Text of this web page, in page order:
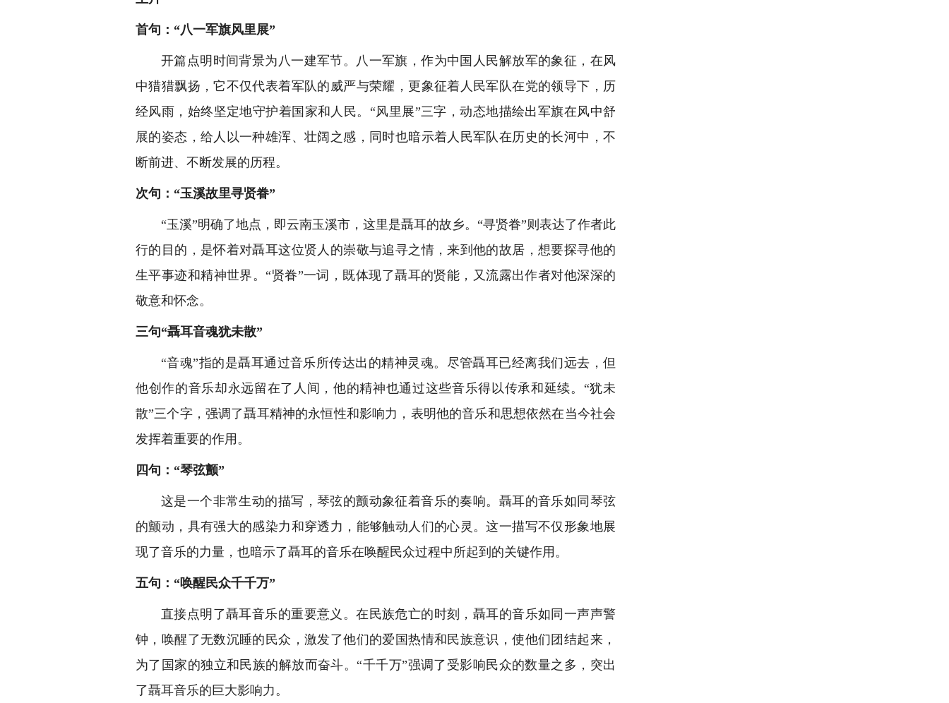
首句：“八一军旗风里展”
开篇点明时间背景为八一建军节。八一军旗，作为中国人民解放军的象征，在风
中猎猎飘扬，它不仅代表着军队的威严与荣耀，更象征着人民军队在党的领导下，历
经风雨，始终坚定地守护着国家和人民。“风里展”三字，动态地描绘出军旗在风中舒
展的姿态，给人以一种雄浑、壮阔之感，同时也暗示着人民军队在历史的长河中，不
断前进、不断发展的历程。
次句：“玉溪故里寻贤眷”
“玉溪”明确了地点，即云南玉溪市，这里是聶耳的故乡。“寻贤眷”则表达了作者此
行的目的，是怀着对聶耳这位贤人的崇敬与追寻之情，来到他的故居，想要探寻他的
生平事迹和精神世界。“贤眷”一词，既体现了聶耳的贤能，又流露出作者对他深深的
敬意和怀念。
三句“聶耳音魂犹未散”
“音魂”指的是聶耳通过音乐所传达出的精神灵魂。尽管聶耳已经离我们远去，但
他创作的音乐却永远留在了人间，他的精神也通过这些音乐得以传承和延续。“犹未
散”三个字，强调了聶耳精神的永恒性和影响力，表明他的音乐和思想依然在当今社会
发挥着重要的作用。
四句：“琴弦颤”
这是一个非常生动的描写，琴弦的颤动象征着音乐的奏响。聶耳的音乐如同琴弦
的颤动，具有强大的感染力和穿透力，能够触动人们的心灵。这一描写不仅形象地展
现了音乐的力量，也暗示了聶耳的音乐在唤醒民众过程中所起到的关键作用。
五句：“唤醒民众千千万”
直接点明了聶耳音乐的重要意义。在民族危亡的时刻，聶耳的音乐如同一声声警
钟，唤醒了无数沉睡的民众，激发了他们的爱国热情和民族意识，使他们团结起来，
为了国家的独立和民族的解放而奋斗。“千千万”强调了受影响民众的数量之多，突出
了聶耳音乐的巨大影响力。